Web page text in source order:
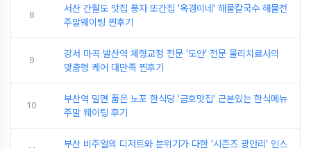
8
서산 간월도 맛집 풍자 또간집 '옥경이네' 해물칼국수 해물전
주말웨이팅 찐후기
9
강서 마곡 발산역 체형교정 전문 '도안' 전문 물리치료사의
맞춤형 케어 대만족 찐후기
10
부산역 밀면 품은 노포 한식당 '금호맛집' 근본있는 한식메뉴
주말 웨이팅 후기
부산 비주얼의 디저트와 분위기가 다한 '시즌즈 광안리' 인스